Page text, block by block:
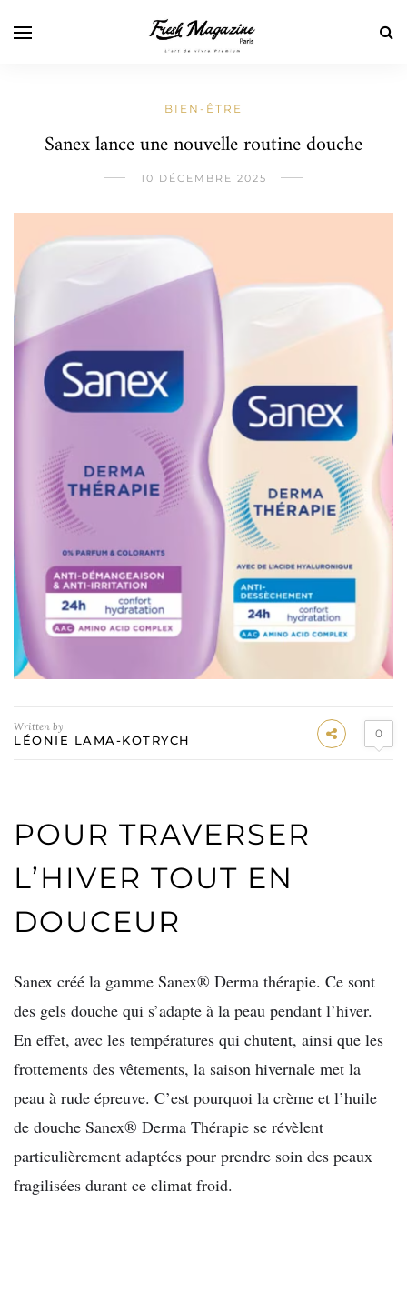
BIEN-ÊTRE
Sanex lance une nouvelle routine douche
10 DÉCEMBRE 2025
Written by
LÉONIE LAMA-KOTRYCH 0
POUR TRAVERSER
L’HIVER TOUT EN
DOUCEUR
Sanex créé la gamme Sanex® Derma thérapie. Ce sont
des gels douche qui s’adapte à la peau pendant l’hiver.
En effet, avec les températures qui chutent, ainsi que les
frottements des vêtements, la saison hivernale met la
peau à rude épreuve. C’est pourquoi la crème et l’huile
de douche Sanex® Derma Thérapie se révèlent
particulièrement adaptées pour prendre soin des peaux
fragilisées durant ce climat froid.